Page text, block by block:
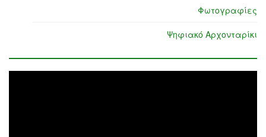
Φωτογραφίες
Ψηφιακό Αρχονταρίκι